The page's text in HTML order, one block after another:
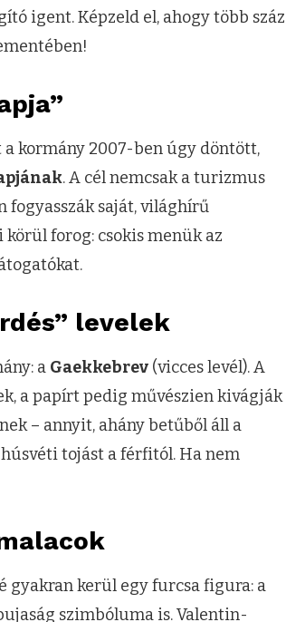
igent. Képzeld el, ahogy több száz
kormány 2007-ben úgy döntött,
. A cél nemcsak a turizmus
fogyasszák saját, világhírű
körül forog: csokis menük az
levelek
a Gaekkebrev (vicces levél). A
a papírt pedig művészien kivágják
– annyit, ahány betűből áll a
tojást a férfitól. Ha nem
gyakran kerül egy furcsa figura: a
szimbóluma is. Valentin-